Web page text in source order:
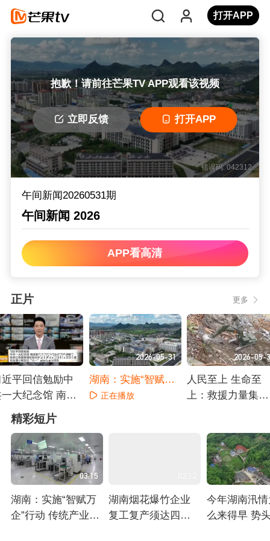
打开APP
抱歉！请前往芒果TV APP观看该视频
立即反馈 打开APP
错误码: 042312
午间新闻20260531期
午间新闻 2026
APP看高清
正片 更多
2026-06-01
平回信勉励中
大纪念馆 南湖
纪念馆少先队
巾讲解员
正在播放
2026-05-31
湖南：实施“智赋万
企”行动 传统产业提
正在播放
2026-05-
人民至上 生命至
上：救援力量集结
精彩短片
03:15
湖南：实施“智赋万
企”行动 传统产业提
02:12
湖南烟花爆竹企业
复工复产须达四个
今年湖南汛
么来得早 势